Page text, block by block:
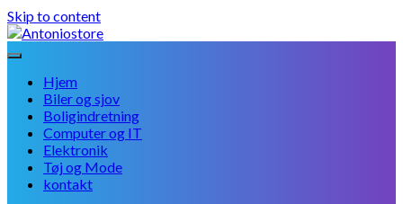
Skip to content
Hjem
Biler og sjov
Boligindretning
Computer og IT
Elektronik
Tøj og Mode
kontakt